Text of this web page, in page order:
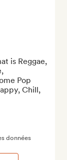
is Reggae,
Pop
Chill,
données